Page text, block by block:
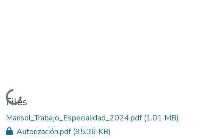
Loading...
Files
Marisol_Trabajo_Especialidad_2024.pdf(1.01 MB)
Autorización.pdf(95.36 KB)